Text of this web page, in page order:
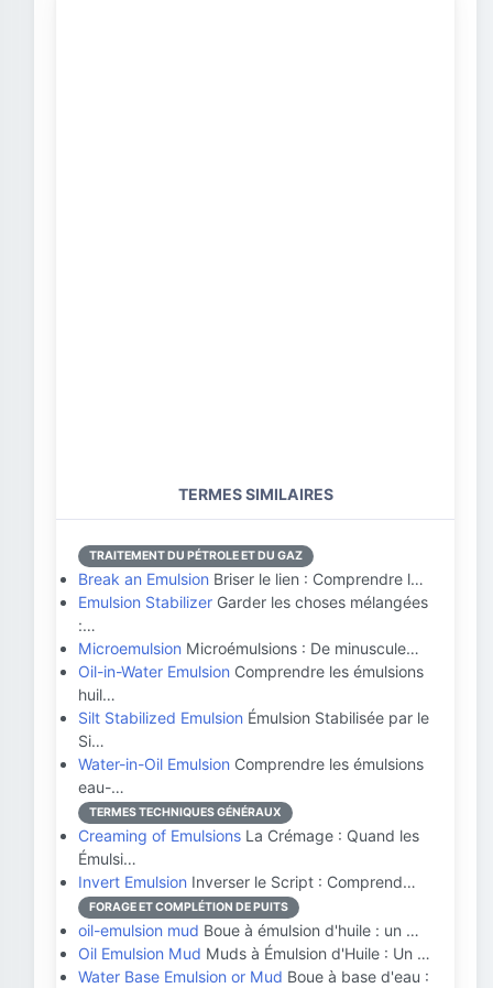
TERMES SIMILAIRES
TRAITEMENT DU PÉTROLE ET DU GAZ
Break an Emulsion Briser le lien : Comprendre l…
Emulsion Stabilizer Garder les choses mélangées
:…
Microemulsion Microémulsions : De minuscule…
Oil-in-Water Emulsion Comprendre les émulsions
huil…
Silt Stabilized Emulsion Émulsion Stabilisée par le
Si…
Water-in-Oil Emulsion Comprendre les émulsions
eau-…
TERMES TECHNIQUES GÉNÉRAUX
Creaming of Emulsions La Crémage : Quand les
Émulsi…
Invert Emulsion Inverser le Script : Comprend…
FORAGE ET COMPLÉTION DE PUITS
oil-emulsion mud Boue à émulsion d'huile : un …
Oil Emulsion Mud Muds à Émulsion d'Huile : Un …
Water Base Emulsion or Mud Boue à base d'eau :